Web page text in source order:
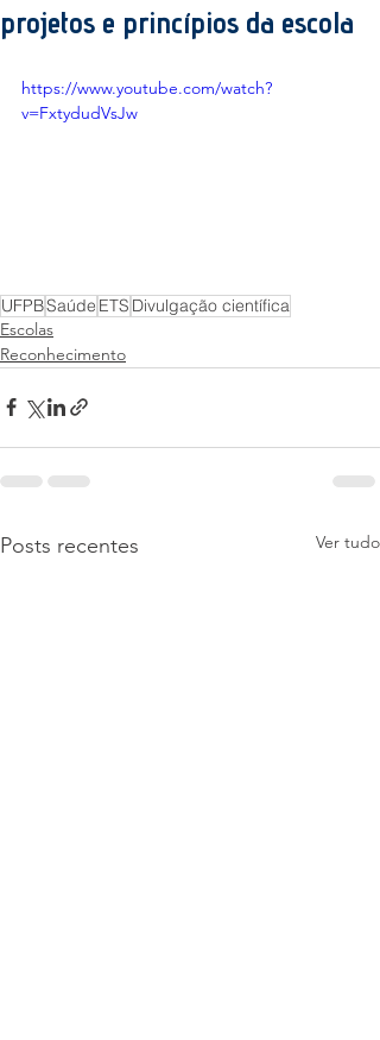
projetos e princípios da escola
https://www.youtube.com/watch?
v=FxtydudVsJw
UFPBSaúde ETS Divulgação científica
Escolas
Reconhecimento
Posts recentes Ver tudo